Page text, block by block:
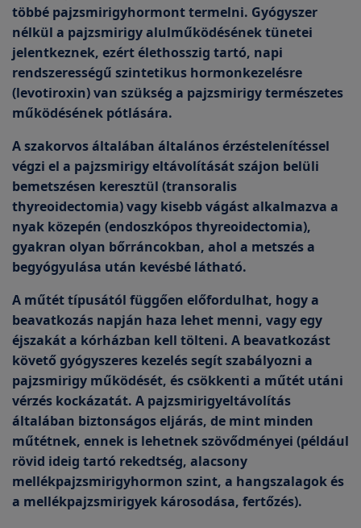
többé pajzsmirigyhormont termelni. Gyógyszer
nélkül a pajzsmirigy alulműködésének tünetei
jelentkeznek, ezért élethosszig tartó, napi
rendszerességű szintetikus hormonkezelésre
(levotiroxin) van szükség a pajzsmirigy természetes
működésének pótlására.
A szakorvos általában általános érzéstelenítéssel
végzi el a pajzsmirigy eltávolítását szájon belüli
bemetszésen keresztül (transoralis
thyreoidectomia) vagy kisebb vágást alkalmazva a
nyak közepén (endoszkópos thyreoidectomia),
gyakran olyan bőrráncokban, ahol a metszés a
begyógyulása után kevésbé látható.
A műtét típusától függően előfordulhat, hogy a
beavatkozás napján haza lehet menni, vagy egy
éjszakát a kórházban kell tölteni. A beavatkozást
követő gyógyszeres kezelés segít szabályozni a
pajzsmirigy működését, és csökkenti a műtét utáni
vérzés kockázatát. A pajzsmirigyeltávolítás
általában biztonságos eljárás, de mint minden
műtétnek, ennek is lehetnek szövődményei (például
rövid ideig tartó rekedtség, alacsony
mellékpajzsmirigyhormon szint, a hangszalagok és
a mellékpajzsmirigyek károsodása, fertőzés).